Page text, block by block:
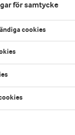
för samtycke
cookies